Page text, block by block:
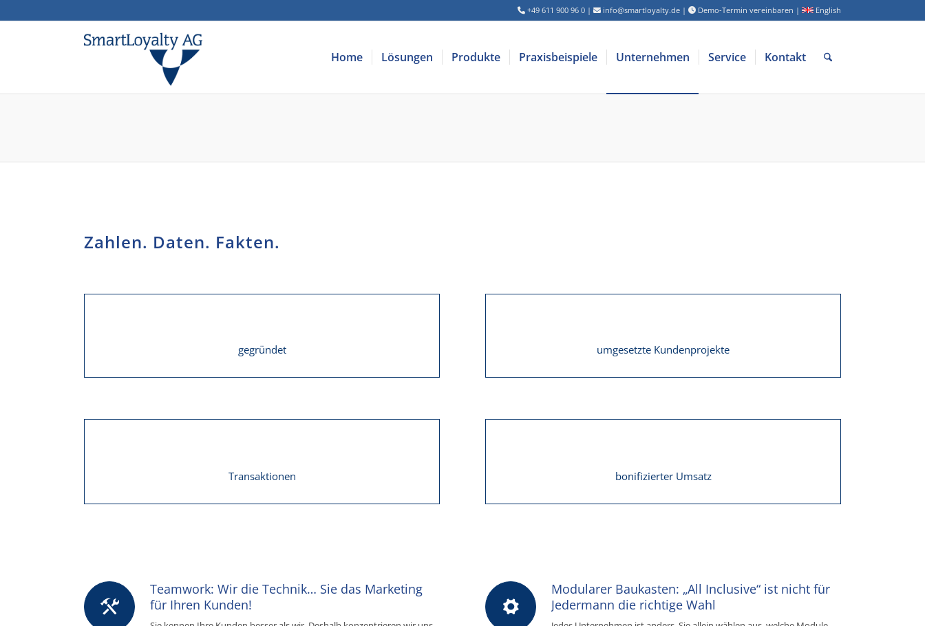
+49 611 900 96 0 | info@smartloyalty.de | Demo-Termin vereinbaren | English
Home Lösungen Produkte Praxisbeispiele Unternehmen Service Kontakt
Zahlen. Daten. Fakten.
gegründet umgesetzte Kundenprojekte
Transaktionen bonifizierter Umsatz
Teamwork: Wir die Technik… Sie das Marketing
für Ihren Kunden!
Modularer Baukasten: „All Inclusive“ ist nicht für
Jedermann die richtige Wahl